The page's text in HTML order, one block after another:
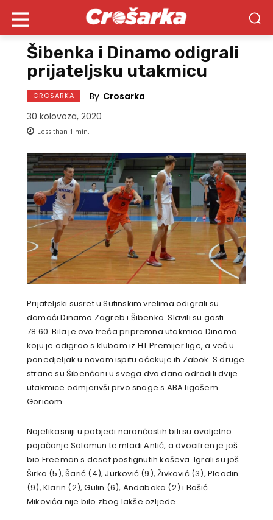
Šibenka i Dinamo odigrali
prijateljsku utakmicu
CROSARKA By Crosarka
30 kolovoza, 2020
Less than 1 min.
Prijateljski susret u Sutinskim vrelima odigrali su
domaći Dinamo Zagreb i Šibenka. Slavili su gosti
78:60. Bila je ovo treća pripremna utakmica Dinama
koju je odigrao s klubom iz HT Premijer lige, a već u
ponedjeljak u novom ispitu očekuje ih Zabok. S druge
strane su Šibenčani u svega dva dana odradili dvije
utakmice odmjerivši prvo snage s ABA ligašem
Goricom.
Najefikasniji u pobjedi narančastih bili su ovoljetno
pojačanje Solomun te mladi Antić, a dvocifren je još
bio Freeman s deset postignutih koševa. Igrali su još
Širko (5), Šarić (4), Jurković (9), Živković (3), Pleadin
(9), Klarin (2), Gulin (6), Andabaka (2) i Bašić.
Mikovića nije bilo zbog lakše ozljede.